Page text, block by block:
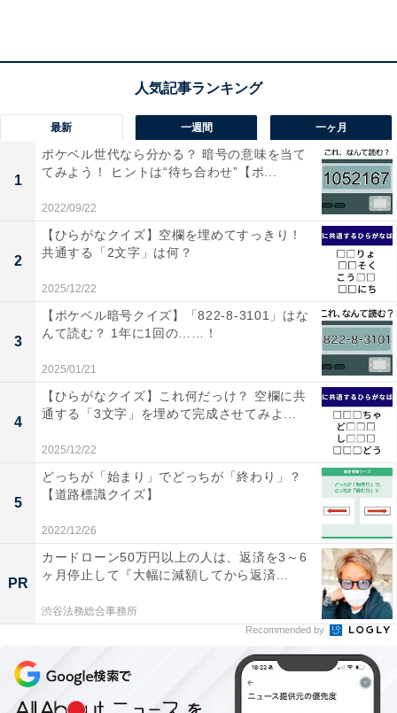
最新 一週間 一ヶ月
1
ポケベル世代なら分かる？ 暗号の意味を当て
てみよう！ ヒントは“待ち合わせ”【ポ...
2022/09/22
2
【ひらがなクイズ】空欄を埋めてすっきり！
共通する「2文字」は何？
2025/12/22
3
【ポケベル暗号クイズ】「822-8-3101」はな
んて読む？ 1年に1回の……！
2025/01/21
4
【ひらがなクイズ】これ何だっけ？ 空欄に共
通する「3文字」を埋めて完成させてみよ...
2025/12/22
5
どっちが「始まり」でどっちが「終わり」？
【道路標識クイズ】
2022/12/26
PR
カードローン50万円以上の人は、返済を3～6
ヶ月停止して『大幅に減額してから返済...
渋谷法務総合事務所
Recommended by